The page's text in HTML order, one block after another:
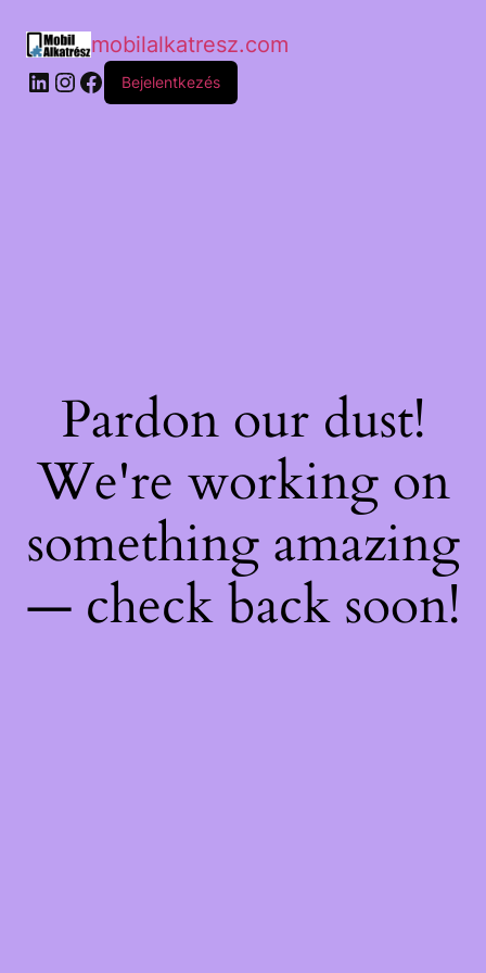
mobilalkatresz.com
Bejelentkezés
Pardon our dust!
We're working on
something amazing
— check back soon!